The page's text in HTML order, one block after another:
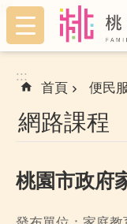
跳到主要內容區塊
:::
:::
首頁 便民
網路課程
桃園市政府